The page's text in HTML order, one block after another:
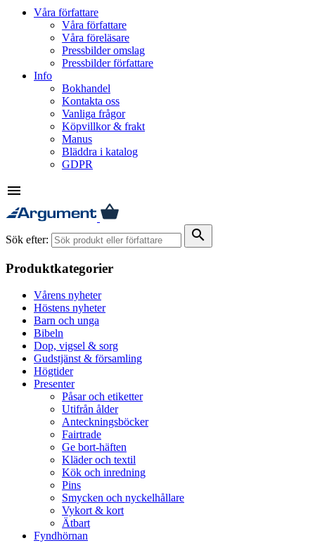
Våra författare
Våra författare
Våra föreläsare
Pressbilder omslag
Pressbilder författare
Info
Bokhandel
Kontakta oss
Vanliga frågor
Köpvillkor & frakt
Manus
Bläddra i katalog
GDPR
menu
Sök efter: search
Produktkategorier
Vårens nyheter
Höstens nyheter
Barn och unga
Bibeln
Dop, vigsel & sorg
Gudstjänst & församling
Högtider
Presenter
Påsar och etiketter
Utifrån ålder
Anteckningsböcker
Fairtrade
Ge bort-häften
Kläder och textil
Kök och inredning
Pins
Smycken och nyckelhållare
Vykort & kort
Ätbart
Fyndhörnan